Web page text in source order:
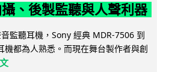
、後製監聽與人聲利器
監聽耳機，Sony 經典 MDR-7506 到
機都為人熟悉。而現在舞台製作者與創